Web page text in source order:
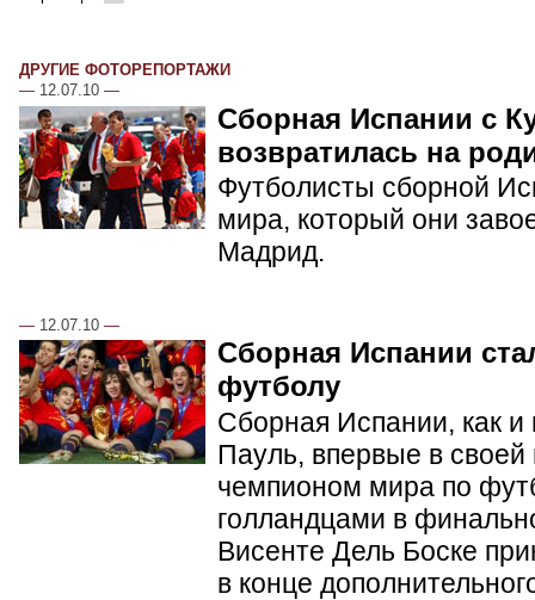
ДРУГИЕ ФОТОРЕПОРТАЖИ
— 12.07.10 —
Сборная Испании с
возвратилась на
Футболисты сборной
мира, который они
Мадрид.
— 12.07.10 —
Сборная Испании
футболу
Сборная Испании, как и
Пауль, впервые в своей
чемпионом мира по
голландцами в
Висенте Дель Боске
в конце